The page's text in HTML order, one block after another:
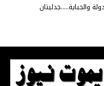
والجباية.....جدليتان